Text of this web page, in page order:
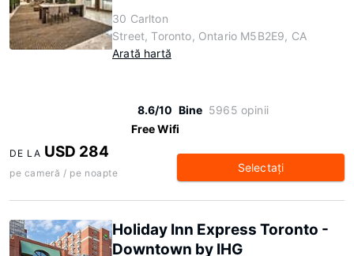
30 Carlton
Street, Toronto, Ontario M5B2E9, CA
Arată hartă
8.6/10 Bine 5965 opinii
Free Wifi
DE LA USD 284
pe cameră / pe noapte Selectaţi
Holiday Inn Express Toronto -
Downtown by IHG